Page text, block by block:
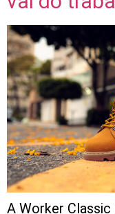
A Worker